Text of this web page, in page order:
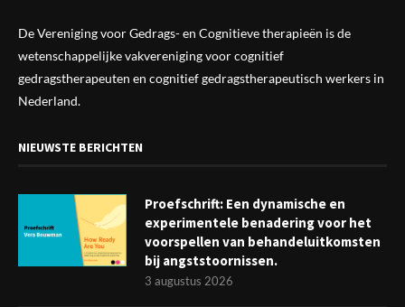
De Vereniging voor Gedrags- en Cognitieve therapieën is de
wetenschappelijke vakverenigingvoor cognitief
gedragstherapeuten en cognitief gedragstherapeutisch werkers in
Nederland.
NIEUWSTE BERICHTEN
Proefschrift: Een dynamische en
experimentele benadering voor het
voorspellen van behandeluitkomsten
bij angststoornissen.
3 augustus 2026